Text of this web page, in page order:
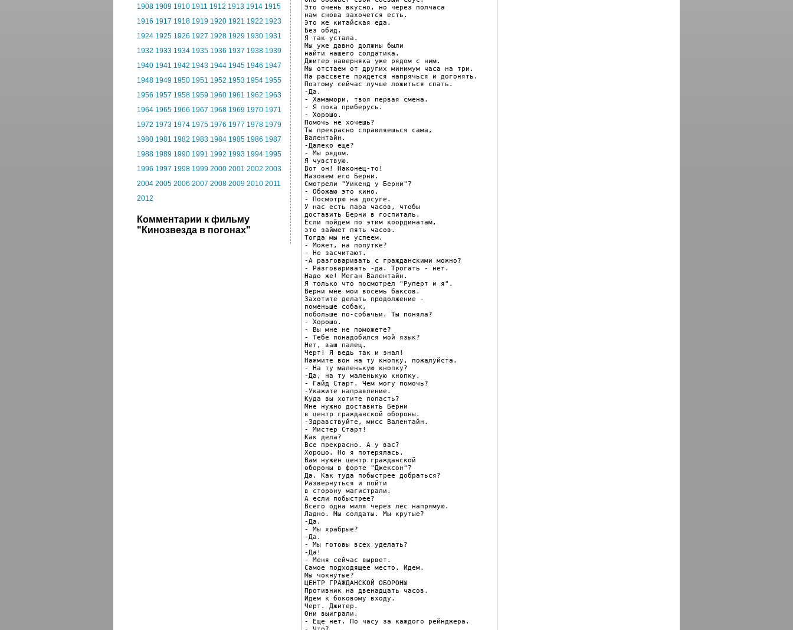
1908 1909 1910 1911 1912 1913 1914 1915
1916 1917 1918 1919 1920 1921 1922 1923
1924 1925 1926 1927 1928 1929 1930 1931
1932 1933 1934 1935 1936 1937 1938 1939
1940 1941 1942 1943 1944 1945 1946 1947
1948 1949 1950 1951 1952 1953 1954 1955
1956 1957 1958 1959 1960 1961 1962 1963
1964 1965 1966 1967 1968 1969 1970 1971
1972 1973 1974 1975 1976 1977 1978 1979
1980 1981 1982 1983 1984 1985 1986 1987
1988 1989 1990 1991 1992 1993 1994 1995
1996 1997 1998 1999 2000 2001 2002 2003
2004 2005 2006 2007 2008 2009 2010 2011
2012
Комментарии к фильму
"Кинозвезда в погонах"
Это очень вкусно, но через полчаса
нам снова захочется есть.
Это же китайская еда.
Без обид.
Я так устала.
Мы уже давно должны были
найти нашего солдатика.
Джитер наверняка уже рядом с ним.
Мы отстаем от других минимум часа на три.
На рассвете придется напрячься и догонять.
Поэтому сейчас лучше ложиться спать.
-Да.
- Хамамори, твоя первая смена.
- Я пока приберусь.
- Хорошо.
Помочь не хочешь?
Ты прекрасно справляешься сама,
Валентайн.
-Далеко еще?
- Мы рядом.
Я чувствую.
Вот он! Наконец-то!
Назовем его Берни.
Смотрели "Уикенд у Берни"?
- Обожаю это кино.
- Посмотрю на досуге.
У нас есть пара часов, чтобы
доставить Берни в госпиталь.
Если пойдем по этим координатам,
это займет пять часов.
Тогда мы не успеем.
- Может, на попутке?
- Не засчитают.
-А разговаривать с гражданскими можно?
- Разговаривать -да. Трогать - нет.
Надо же! Меган Валентайн.
Я только что посмотрел "Руперт и я".
Верни мне мои восемь баксов.
Захотите делать продолжение -
поменьше собак,
побольше по-собачьи. Ты поняла?
- Хорошо.
- Вы мне не поможете?
- Тебе понадобился мой язык?
Нет, ваш палец.
Черт! Я ведь так и знал!
Нажмите вон на ту кнопку, пожалуйста.
- На ту маленькую кнопку?
-Да, на ту маленькую кнопку.
- Гайд Старт. Чем могу помочь?
-Укажите направление.
Куда вы хотите попасть?
Мне нужно доставить Берни
в центр гражданской обороны.
-Здравствуйте, мисс Валентайн.
- Мистер Старт!
Как дела?
Все прекрасно. А у вас?
Хорошо. Но я потерялась.
Вам нужен центр гражданской
обороны в форте "Джексон"?
Да. Как туда побыстрее добраться?
Развернуться и пойти
в сторону магистрали.
А если побыстрее?
Всего одна миля через лес напрямую.
Ладно. Мы солдаты. Мы крутые?
-Да.
- Мы храбрые?
-Да.
- Мы готовы всех уделать?
-Да!
- Меня сейчас вырвет.
Самое подходящее место. Идем.
Мы чокнутые?
ЦЕНТР ГРАЖДАНСКОЙ ОБОРОНЫ
Противник на двенадцать часов.
Идем к боковому входу.
Черт. Джитер.
Они выиграли.
- Еще нет. По часу за каждого рейнджера.